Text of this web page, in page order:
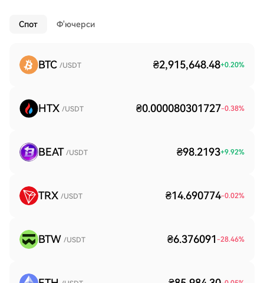
Спот Ф'ючерси
BTC /USDT ₴2,915,648.48+0.20%
HTX /USDT ₴0.000080301727-0.38%
BEAT /USDT ₴98.2193+9.92%
TRX /USDT ₴14.690774-0.02%
BTW /USDT ₴6.376091 -28.46%